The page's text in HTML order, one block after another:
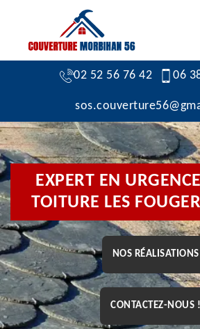
02 52 56 76 42 06
EXPERT EN
TOITURE LES
NOS RÉALISATIONS
CONTACTEZ-NOUS !